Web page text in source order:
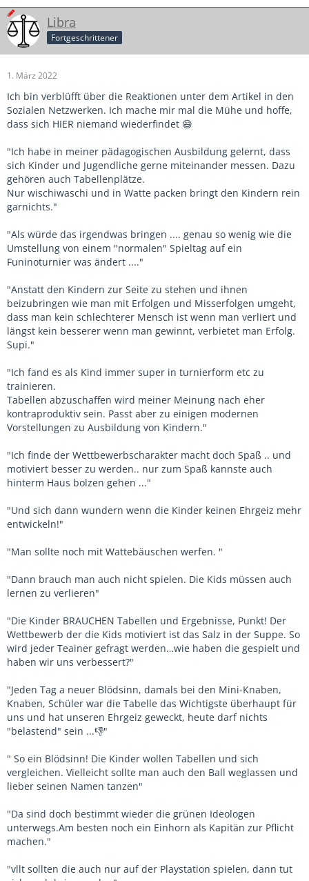
Libra
Fortgeschrittener
1. März 2022
Ich bin verblüfft über die Reaktionen unter dem Artikel in den
Sozialen Netzwerken. Ich mache mir mal die Mühe und hoffe,
dass sich HIER niemand wiederfindet 😄
"Ich habe in meiner pädagogischen Ausbildung gelernt, dass
sich Kinder und Jugendliche gerne miteinander messen. Dazu
gehören auch Tabellenplätze.
Nur wischiwaschi und in Watte packen bringt den Kindern rein
garnichts."
"Als würde das irgendwas bringen .... genau so wenig wie die
Umstellung von einem "normalen" Spieltag auf ein
Funinoturnier was ändert ...."
"Anstatt den Kindern zur Seite zu stehen und ihnen
beizubringen wie man mit Erfolgen und Misserfolgen umgeht,
dass man kein schlechterer Mensch ist wenn man verliert und
längst kein besserer wenn man gewinnt, verbietet man Erfolg.
Supi."
"Ich fand es als Kind immer super in turnierform etc zu
trainieren.
Tabellen abzuschaffen wird meiner Meinung nach eher
kontraproduktiv sein. Passt aber zu einigen modernen
Vorstellungen zu Ausbildung von Kindern."
"Ich finde der Wettbewerbscharakter macht doch Spaß .. und
motiviert besser zu werden.. nur zum Spaß kannste auch
hinterm Haus bolzen gehen ..."
"Und sich dann wundern wenn die Kinder keinen Ehrgeiz mehr
entwickeln!"
"Man sollte noch mit Wattebäuschen werfen. "
"Dann brauch man auch nicht spielen. Die Kids müssen auch
lernen zu verlieren"
"Die Kinder BRAUCHEN Tabellen und Ergebnisse, Punkt! Der
Wettbewerb der die Kids motiviert ist das Salz in der Suppe. So
wird jeder Teainer gefragt werden…wie haben die gespielt und
haben wir uns verbessert?"
"Jeden Tag a neuer Blödsinn, damals bei den Mini-Knaben,
Knaben, Schüler war die Tabelle das Wichtigste überhaupt für
uns und hat unseren Ehrgeiz geweckt, heute darf nichts
"belastend" sein ...👎"
" So ein Blödsinn! Die Kinder wollen Tabellen und sich
vergleichen. Vielleicht sollte man auch den Ball weglassen und
lieber seinen Namen tanzen"
"Da sind doch bestimmt wieder die grünen Ideologen
unterwegs.Am besten noch ein Einhorn als Kapitän zur Pflicht
machen."
"vllt sollten die auch nur auf der Playstation spielen, dann tut